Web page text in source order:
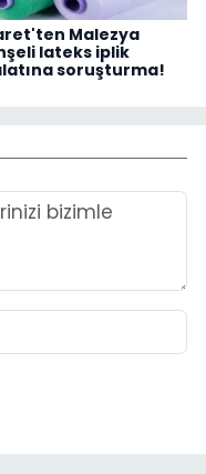
Malezya
lateks iplik
soruşturma!